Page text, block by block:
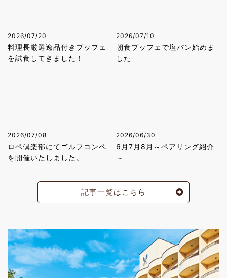
2026/07/20
料理長厳選逸品付きブッフェ
を試食してきました！
2026/07/10
朝食ブッフェで塩パン始めま
した
2026/07/08
ロペ倶楽部にてゴルフコンペ
を開催いたしました。
2026/06/30
6月7月8月～ペアリング紹介
～
記事一覧はこちら